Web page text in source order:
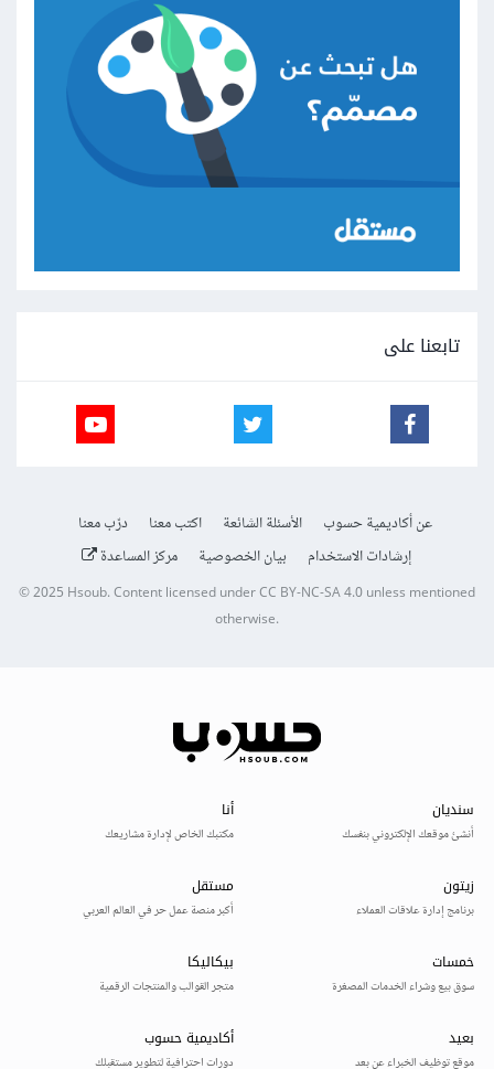
تابعنا على
عن أكاديمية حسوب الأسئلة الشائعة اكتب معنا
درّب معنا
إرشادات الاستخدام
بيان الخصوصية مركز المساعدة
© 2025Hsoub.Content licensed underCC BY-NC-SA 4.0unless mentioned
otherwise.